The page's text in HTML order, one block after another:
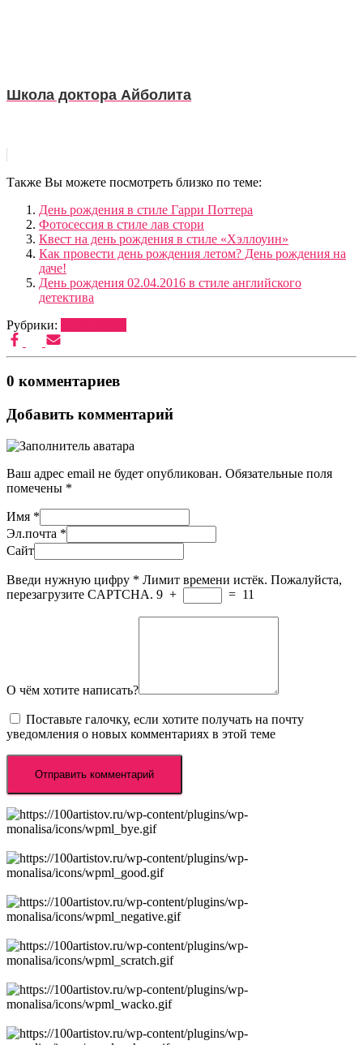
Школа доктора Айболита
Также Вы можете посмотреть близко по теме:
День рождения в стиле Гарри Поттера
Фотосессия в стиле лав стори
Квест на день рождения в стиле «Хэллоуин»
Как провести день рождения летом? День рождения на
даче!
День рождения 02.04.2016 в стиле английского
детектива
Рубрики:
0 комментариев
Добавить комментарий
Ваш адрес email не будет опубликован. Обязательные поля
помечены *
Имя *
Эл.почта *
Сайт
Введи нужную цифру * Лимит времени истёк. Пожалуйста,
перезагрузите CAPTCHA. 9 + = 11
О чём хотите написать?
Поставьте галочку, если хотите получать на почту
уведомления о новых комментариях в этой теме